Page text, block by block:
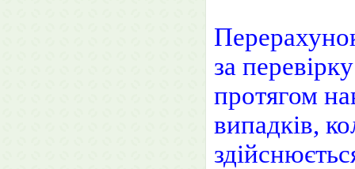
за
протягом
випадків,